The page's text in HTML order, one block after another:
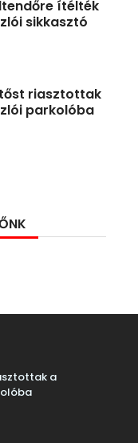
ítélték
sikkasztó
riasztottak
parkolóba
a